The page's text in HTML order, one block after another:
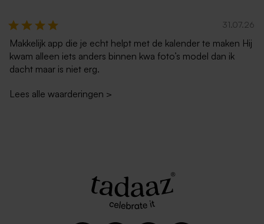
31.07.26
Makkelijk app die je echt helpt met de kalender te maken Hij
kwam alleen iets anders binnen kwa foto’s model dan ik
dacht maar is niet erg.
Lees alle waarderingen >